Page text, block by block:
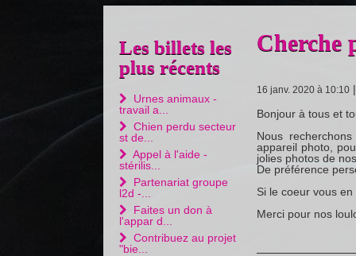
Les billets les
plus récents
Urnes animaux -
travail a...
Chien perdu secteur
st de...
Appel à l'aide -
stérilis...
Partenariat groupe
l2d -...
Faites un don à
l'appar d...
Contribuez au projet
"bie...
Cherche
16 janv. 2020 à 10:10
Bonjour à tous et
Nous
appareil photo,
jolies photos de
De préférence
Si le coeur vous
Merci pour nos